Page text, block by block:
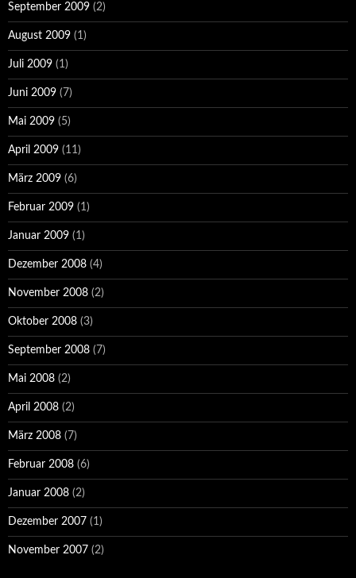
September 2009 (2)
August 2009 (1)
Juli 2009 (1)
Juni 2009 (7)
Mai 2009 (5)
April 2009 (11)
März 2009 (6)
Februar 2009 (1)
Januar 2009 (1)
Dezember 2008 (4)
November 2008 (2)
Oktober 2008 (3)
September 2008 (7)
Mai 2008 (2)
April 2008 (2)
März 2008 (7)
Februar 2008 (6)
Januar 2008 (2)
Dezember 2007 (1)
November 2007 (2)